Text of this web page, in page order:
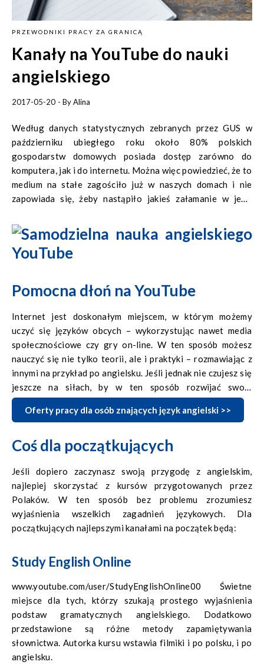
PRZEWODNIKI PRACY ZA GRANICĄ
Kanały na YouTube do nauki
angielskiego
2017-05-20 - ByAlina
Według danych statystycznych zebranych przez GUS w
październiku ubiegłego roku około 80% polskich
gospodarstw domowych posiada dostęp zarówno do
komputera, jak i do internetu. Można więc powiedzieć, że to
medium na stałe zagościło już w naszych domach i nie
zapowiada się, żeby nastąpiło jakieś załamanie w jego
internet najczęściej służy Polakom do komunikacji. Na
drugim miejscu znalazło się wyszukiwanie informacji (np.
bieżących newsów). Młodzież zaś bardzo wysoko ceni
filmów czy gry on-line). Dziwić może fakt, że mając dostęp
do tak ogromnej bazy wiedzy, dość rzadko korzystamy z
internetu, jako źródła, dzięki któremu możemy poszerzyć
własne kompetencje. A przecież dostęp do ogromnej ilości
wiedzy w internecie jest w większości bezpłatny!
Pomocna dłoń na YouTube
Internet jest doskonałym miejscem, w którym możemy
uczyć się języków obcych – wykorzystując nawet media
społecznościowe czy gry on-line. W ten sposób możesz
nauczyć się nie tylko teorii, ale i praktyki – rozmawiając z
innymi na przykład po angielsku. Jeśli jednak nie czujesz się
jeszcze na siłach, by w ten sposób rozwijać swoje
umiejętności językowe, i wolałbyś zacząć od
standardowych lekcji angielskiego, z pomocą może przyjść
które pomogą ci zacząć od początku, przypomnieć sobie to,
czego kiedyś uczyłeś się w szkole czy wejść na inny poziom
posługiwania się „łaciną dzisiejszych czasów”.
Oferty pracy dla osób znających język angielski >>
Coś dla początkujących
Jeśli dopiero zaczynasz swoją przygodę z angielskim,
najlepiej skorzystać z kursów przygotowanych przez
Polaków. W ten sposób bez problemu zrozumiesz
wyjaśnienia wszelkich zagadnień językowych. Dla
początkujących najlepszymi kanałami na początek będą:
Study English Online
www.youtube.com/user/StudyEnglishOnline00 Świetne
miejsce dla tych, którzy szukają prostego wyjaśnienia
podstaw gramatycznych angielskiego. Dodatkowo
przedstawione są różne metody zapamiętywania
słownictwa. Autorka kursu wstawia filmiki i po polsku, i po
angielsku.